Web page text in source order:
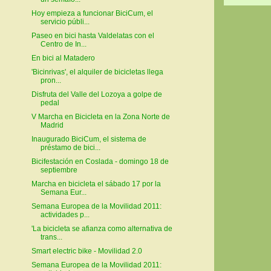
Hoy empieza a funcionar BiciCum, el
servicio públi...
Paseo en bici hasta Valdelatas con el
Centro de In...
En bici al Matadero
'Bicinrivas', el alquiler de bicicletas llega
pron...
Disfruta del Valle del Lozoya a golpe de
pedal
V Marcha en Bicicleta en la Zona Norte de
Madrid
Inaugurado BiciCum, el sistema de
préstamo de bici...
Bicifestación en Coslada - domingo 18 de
septiembre
Marcha en bicicleta el sábado 17 por la
Semana Eur...
Semana Europea de la Movilidad 2011:
actividades p...
'La bicicleta se afianza como alternativa de
trans...
Smart electric bike - Movilidad 2.0
Semana Europea de la Movilidad 2011: